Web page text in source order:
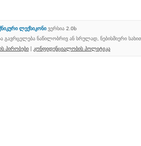
ლექსიკონი ვერსია 2.0b
გავრცელება ნაწილობრივ ან სრულად, ნებისმიერი
პირობები | კონფიდენციალობის პოლიტიკა